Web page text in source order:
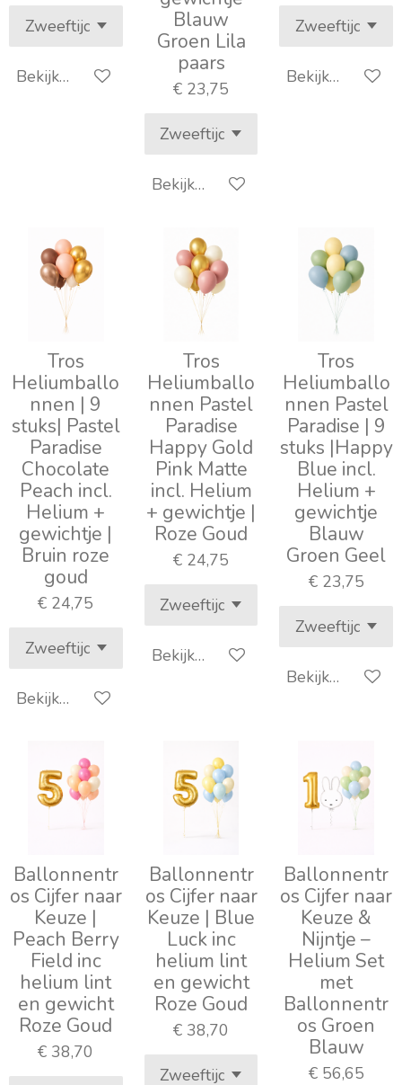
Bekijk details
Blauw
Groen Lila
paars
€ 23,75
Bekijk details
Bekijk details
Tros
Heliumballo
nnen | 9
stuks| Pastel
Paradise
Chocolate
Peach incl.
Helium +
gewichtje |
Bruin roze
goud
€ 24,75
Bekijk details
Tros
Heliumballo
nnen Pastel
Paradise
Happy Gold
Pink Matte
incl. Helium
+ gewichtje |
Roze Goud
€ 24,75
Bekijk details
Tros
Heliumballo
nnen Pastel
Paradise | 9
stuks |Happy
Blue incl.
Helium +
gewichtje
Blauw
Groen Geel
€ 23,75
Bekijk details
Ballonnentr
os Cijfer naar
Keuze |
Peach Berry
Field inc
helium lint
en gewicht
Roze Goud
€ 38,70
Ballonnentr
os Cijfer naar
Keuze | Blue
Luck inc
helium lint
en gewicht
Roze Goud
€ 38,70
Ballonnentr
os Cijfer naar
Keuze &
Nijntje –
Helium Set
met
Ballonnentr
os Groen
Blauw
€ 56,65